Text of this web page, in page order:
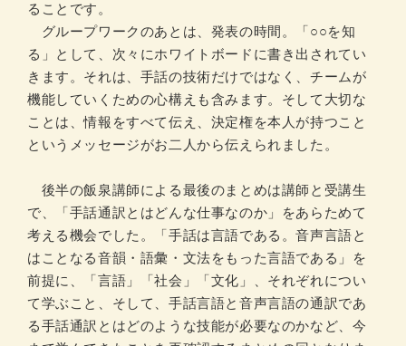
ることです。
グループワークのあとは、発表の時間。「○○を知
る」として、次々にホワイトボードに書き出されてい
きます。それは、手話の技術だけではなく、チームが
機能していくための心構えも含みます。そして大切な
ことは、情報をすべて伝え、決定権を本人が持つこと
というメッセージがお二人から伝えられました。
後半の飯泉講師による最後のまとめは講師と受講生
で、「手話通訳とはどんな仕事なのか」をあらためて
考える機会でした。「手話は言語である。音声言語と
はことなる音韻・語彙・文法をもった言語である」を
前提に、「言語」「社会」「文化」、それぞれについ
て学ぶこと、そして、手話言語と音声言語の通訳であ
る手話通訳とはどのような技能が必要なのかなど、今